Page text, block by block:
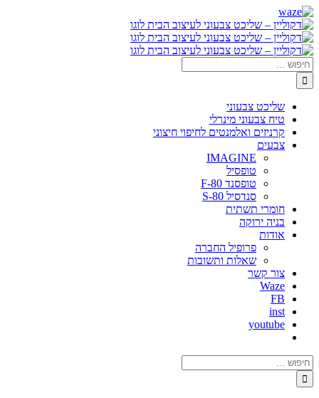
דלג
לתוכן
Waze
Facebook
חיפוש...
שליכט צבעוני
טיח צבעוני מינרלי
קרניזים ואלמנטים לחיפוי חיצוני
צבעים
IMAGINE
טופסיל
טופסנד F-80
סנדסיל S-80
חומרי תשתית
בניה ירוקה
אודות
פרופיל החברה
שאלות ותשובות
צור קשר
Waze
FB
inst
youtube
חיפוש...